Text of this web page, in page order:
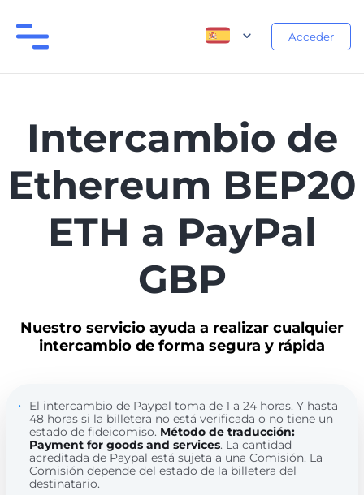
Acceder
Intercambio de
Ethereum BEP20
ETH a PayPal
GBP
Nuestro servicio ayuda a realizar cualquier
intercambio de forma segura y rápida
El intercambio de Paypal toma de 1 a 24 horas. Y hasta
48 horas si la billetera no está verificada o no tiene un
estado de fideicomiso. Método de traducción:
Payment for goods and services. La cantidad
acreditada de Paypal está sujeta a una Comisión. La
Comisión depende del estado de la billetera del
destinatario.